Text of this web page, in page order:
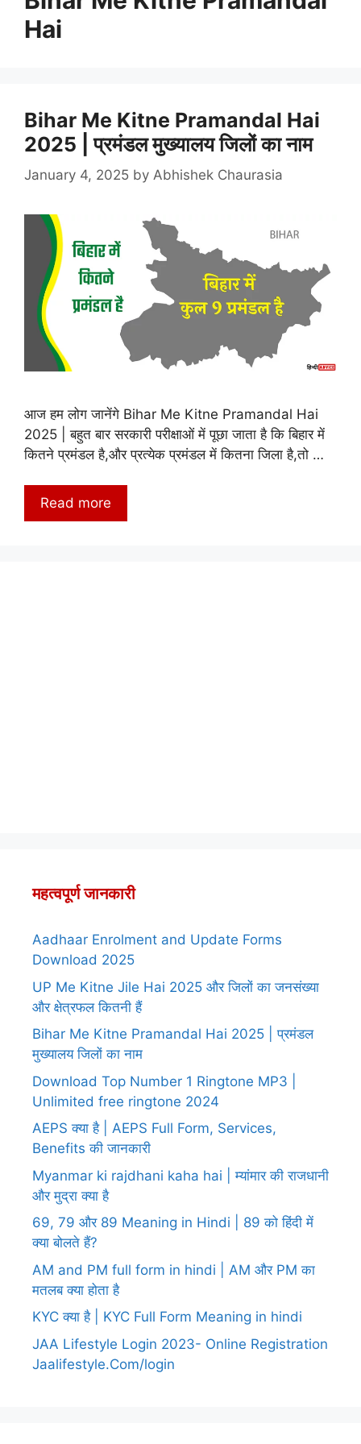
Hai
Bihar Me Kitne Pramandal Hai
2025 | प्रमंडल मुख्यालय जिलों का नाम
January 4, 2025 by Abhishek Chaurasia
आज हम लोग जानेंगे Bihar Me Kitne Pramandal Hai
2025 | बहुत बार सरकारी परीक्षाओं में पूछा जाता है कि बिहार में
कितने प्रमंडल है,और प्रत्येक प्रमंडल में कितना जिला है,तो …
Read more
महत्वपूर्ण जानकारी
Aadhaar Enrolment and Update Forms
Download 2025
UP Me Kitne Jile Hai 2025 और जिलों का जनसंख्या
और क्षेत्रफल कितनी हैं
Bihar Me Kitne Pramandal Hai 2025 | प्रमंडल
मुख्यालय जिलों का नाम
Download Top Number 1 Ringtone MP3 |
Unlimited free ringtone 2024
AEPS क्या है | AEPS Full Form, Services,
Benefits की जानकारी
Myanmar ki rajdhani kaha hai | म्यांमार की राजधानी
और मुद्रा क्या है
69, 79 और 89 Meaning in Hindi | 89 को हिंदी में
क्या बोलते हैं?
AM and PM full form in hindi | AM और PM का
मतलब क्या होता है
KYC क्या है | KYC Full Form Meaning in hindi
JAA Lifestyle Login 2023- Online Registration
Jaalifestyle.Com/login